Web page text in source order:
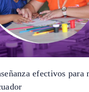
efectivos para